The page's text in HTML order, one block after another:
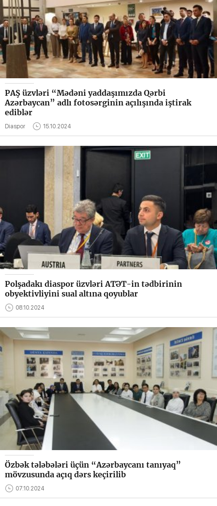
PAŞ üzvləri “Mədəni yaddaşımızda Qərbi
Azərbaycan” adlı fotosərginin açılışında iştirak
ediblər
Diaspor 15.10.2024
Polşadakı diaspor üzvləri ATƏT-in tədbirinin
obyektivliyini sual altına qoyublar
08.10.2024
Özbək tələbələri üçün “Azərbaycanı tanıyaq”
mövzusunda açıq dərs keçirilib
07.10.2024